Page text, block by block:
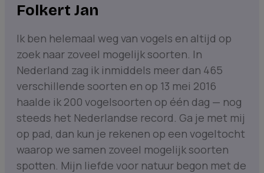
Folkert Jan
Ik ben helemaal weg van vogels en altijd op
zoek naar zoveel mogelijk soorten. In
Nederland zag ik inmiddels meer dan 465
verschillende soorten en op 13 mei 2016
haalde ik 200 vogelsoorten op één dag — nog
steeds het Nederlandse record. Ga je met mij
op pad, dan kun je rekenen op een vogeltocht
waarop we samen zoveel mogelijk soorten
spotten. Mijn liefde voor natuur begon met de